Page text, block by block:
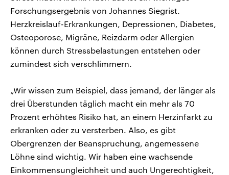
Forschungsergebnis von Johannes Siegrist.
Herzkreislauf-Erkrankungen, Depressionen, Diabetes,
Osteoporose, Migräne, Reizdarm oder Allergien
können durch Stressbelastungen entstehen oder
zumindest sich verschlimmern.
„Wir wissen zum Beispiel, dass jemand, der länger als
drei Überstunden täglich macht ein mehr als 70
Prozent erhöhtes Risiko hat, an einem Herzinfarkt zu
erkranken oder zu versterben. Also, es gibt
Obergrenzen der Beanspruchung, angemessene
Löhne sind wichtig. Wir haben eine wachsende
Einkommensungleichheit und auch Ungerechtigkeit,